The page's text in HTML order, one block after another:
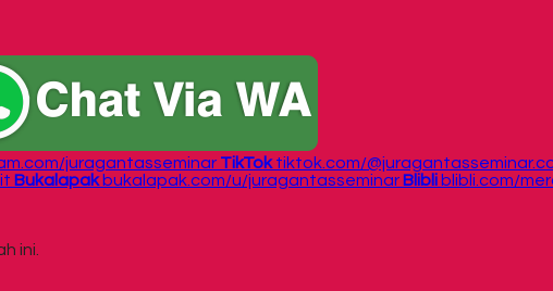
juragantasseminar TikTok tiktok.com/
Bukalapak bukalapak.com/u/juragantasseminar Blibli blibli.com/
ini.